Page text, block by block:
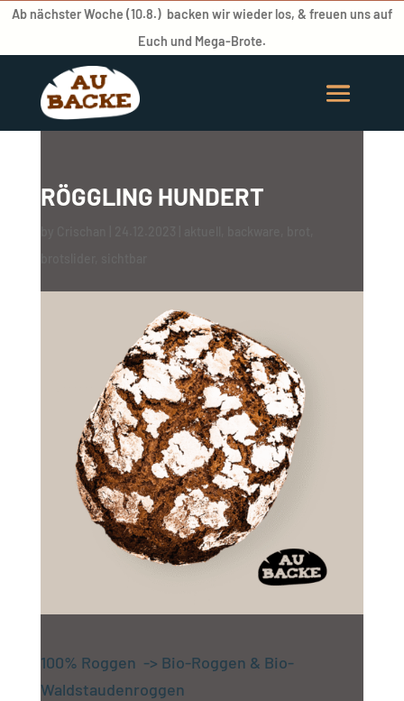
Ab nächster Woche (10.8.) backen wir wieder los, & freuen uns auf
Euch und Mega-Brote.
RÖGGLING HUNDERT
100% Roggen -> Bio-Roggen & Bio-
Waldstaudenroggen